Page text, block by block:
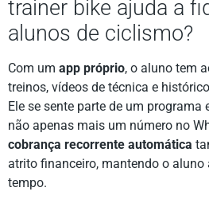
trainer bike ajuda a
alunos de ciclismo?
Com um app próprio, o aluno tem
treinos, vídeos de técnica e
Ele se sente parte de um programa
não apenas mais um número no
cobrança recorrente automática
atrito financeiro, mantendo o aluno
tempo.